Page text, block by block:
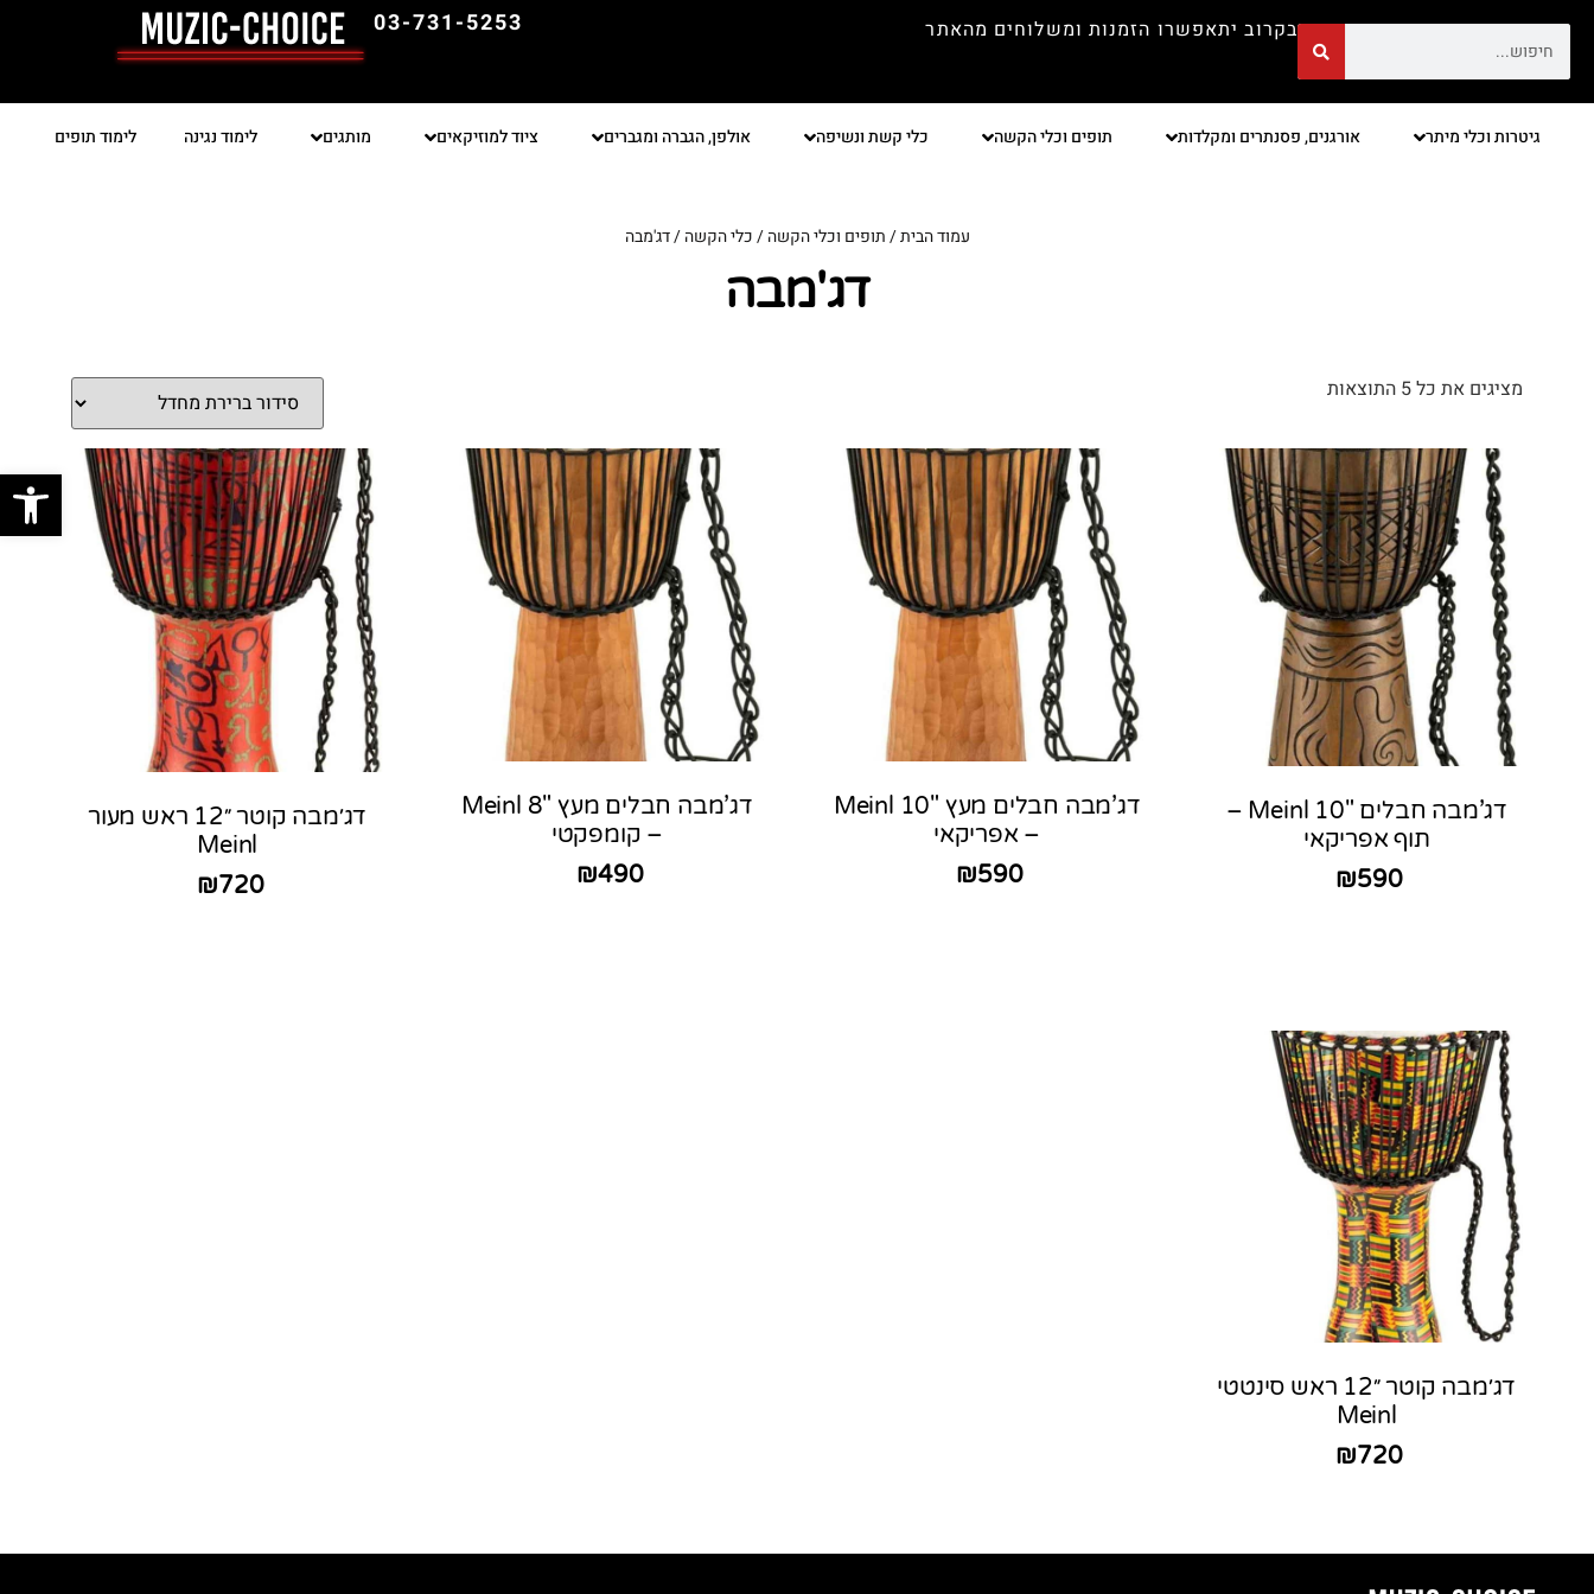
בקרוב יתאפשרו הזמנות ומשלוחים מהאתר 03-731-5253
גיטרות וכלי מיתר אורגנים, פסנתרים ומקלדות תופים וכלי הקשה כלי קשת ונשיפה אולפן, הגברה ומגברים ציוד למוזיקאים מותגים לימוד נגינה לימוד תופים
עמוד הבית/תופים וכלי הקשה/כלי הקשה/ דג'מבה
דג'מבה
מציגים את כל ⁦5⁩ התוצאות
דג’מבה חבלים 10″ Meinl –
תוף אפריקאי
₪590
דג’מבה חבלים מעץ 10″ Meinl
– אפריקאי
₪590
דג’מבה חבלים מעץ 8″ Meinl
– קומפקטי
₪490
דג׳מבה קוטר ״12 ראש מעור
Meinl
₪720
דג׳מבה קוטר ״12 ראש סינטטי
Meinl
₪720
פתח